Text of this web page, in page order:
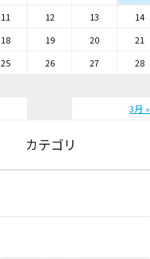
3月 »
11 12 13 14
18 19 20 21
25 26 27 28
カテゴリ